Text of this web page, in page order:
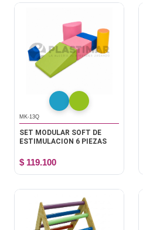
MK-13Q
SET MODULAR SOFT DE
ESTIMULACION 6 PIEZAS
$ 119.100